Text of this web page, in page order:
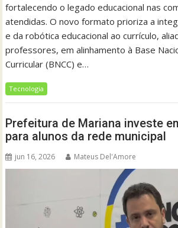
fortalecendo o legado educacional nas
atendidas. O novo formato prioriza a
e da robótica educacional ao currículo,
professores, em alinhamento à Base
Curricular (BNCC) e…
Tecnologia
Prefeitura de Mariana investe
para alunos da rede municipal
jun 16, 2026 Mateus Del'Amore